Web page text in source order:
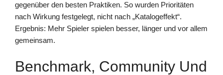
gegenüber den besten Praktiken. So wurden Prioritäten
nach Wirkung festgelegt, nicht nach „Katalogeffekt“.
Ergebnis: Mehr Spieler spielen besser, länger und vor allem
gemeinsam.
Benchmark, Community Und